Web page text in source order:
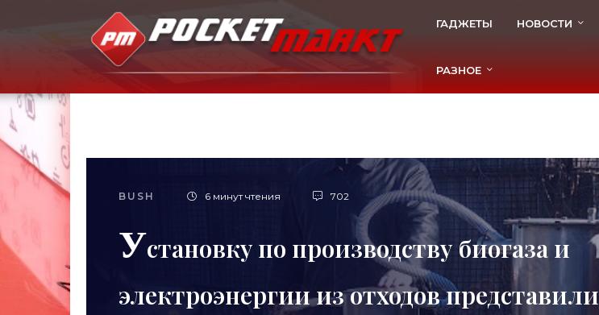
ГАДЖЕТЫ НОВОСТИ
РАЗНОЕ
BUSH 6 минут чтения 702
Установку по производству биогаза и
электроэнергии из отходов представили